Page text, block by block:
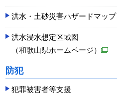
洪水・土砂災害ハザードマップ
洪水浸水想定区域図
（和歌山県ホームページ）
防犯
犯罪被害者等支援